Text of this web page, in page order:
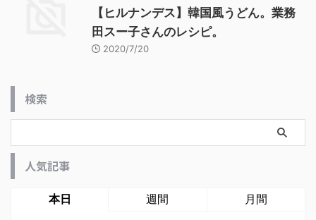
【ヒルナンデス】韓国風うどん。業務
田スー子さんのレシピ。
2020/7/20
検索
人気記事
本日 週間 月間